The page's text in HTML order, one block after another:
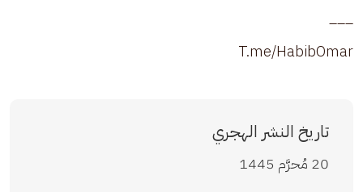
T.me/HabibOmar
تاريخ النشر الهجري
20 مُحرَّم 1445